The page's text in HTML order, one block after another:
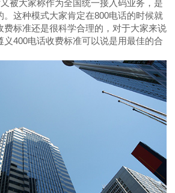
被大家称作为全国统一接入码业务，是
。这种模式大家肯定在800电话的时候就
费标准还是很科学合理的，对于大家来说
义400电话收费标准可以说是用最佳的合